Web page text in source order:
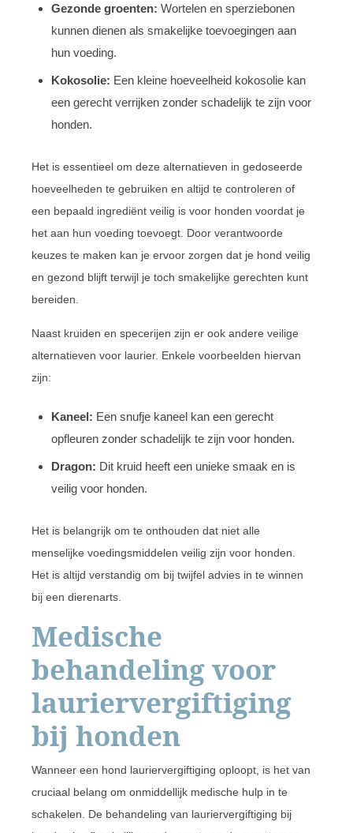
Gezonde groenten: Wortelen en sperziebonen
kunnen dienen als smakelijke toevoegingen aan
hun voeding.
Kokosolie: Een kleine hoeveelheid kokosolie kan
een gerecht verrijken zonder schadelijk te zijn voor
honden.
Het is essentieel om deze alternatieven in gedoseerde
hoeveelheden te gebruiken en altijd te controleren of
een bepaald ingrediënt veilig is voor honden voordat je
het aan hun voeding toevoegt. Door verantwoorde
keuzes te maken kan je ervoor zorgen dat je hond veilig
en gezond blijft terwijl je toch smakelijke gerechten kunt
bereiden.
Naast kruiden en specerijen zijn er ook andere veilige
alternatieven voor laurier. Enkele voorbeelden hiervan
zijn:
Kaneel: Een snufje kaneel kan een gerecht
opfleuren zonder schadelijk te zijn voor honden.
Dragon: Dit kruid heeft een unieke smaak en is
veilig voor honden.
Het is belangrijk om te onthouden dat niet alle
menselijke voedingsmiddelen veilig zijn voor honden.
Het is altijd verstandig om bij twijfel advies in te winnen
bij een dierenarts.
Medische
behandeling voor
lauriervergiftiging
bij honden
Wanneer een hond lauriervergiftiging oploopt, is het van
cruciaal belang om onmiddellijk medische hulp in te
schakelen. De behandeling van lauriervergiftiging bij